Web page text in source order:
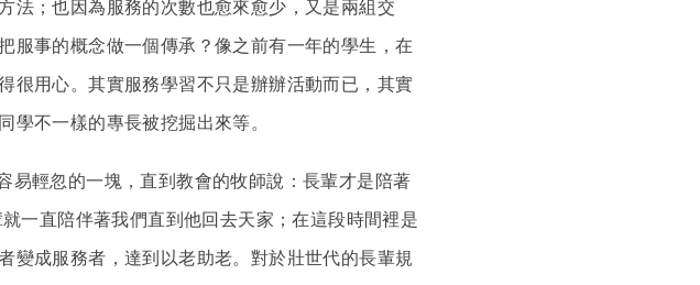
法；也因為服務的次數也愈來愈少，又是兩組交
服事的概念做一個傳承？像之前有一年的學生，在
很用心。其實服務學習不只是辦辦活動而已，其實
學不一樣的專長被挖掘出來等。
輕忽的一塊，直到教會的牧師說：長輩才是陪著
一直陪伴著我們直到他回去天家；在這段時間裡是
變成服務者，達到以老助老。對於壯世代的長輩規